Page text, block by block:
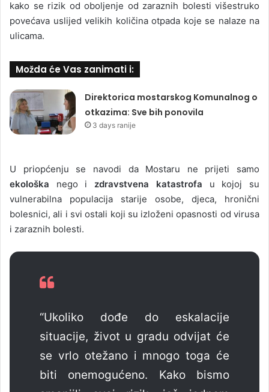
kako se rizik od oboljenje od zaraznih bolesti višestruko
povećava uslijed velikih količina otpada koje se nalaze na
ulicama.
Možda će Vas zanimati i:
Direktorica mostarskog Komunalnog o
otkazima: Sve bih ponovila
3 days ranije
U priopćenju se navodi da Mostaru ne prijeti samo
ekološka nego izdravstvena katastrofa u kojoj su
vulnerabilna populacija starije osobe, djeca, hronični
bolesnici, ali i svi ostali koji su izloženi opasnosti od virusa
i zaraznih bolesti.
“Ukoliko dođe do eskalacije
situacije, život u gradu odvijat će
se vrlo otežano i mnogo toga će
biti onemogućeno. Kako bismo